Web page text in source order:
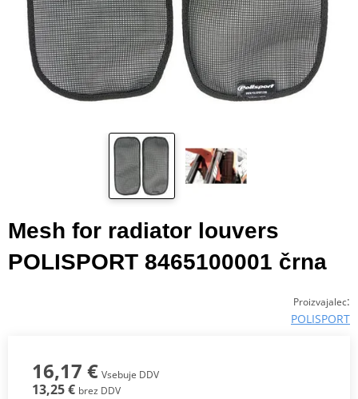
Mesh for radiator louvers
POLISPORT 8465100001 črna
Proizvajalec:
POLISPORT
16,17 € Vsebuje DDV
13,25 € brez DDV